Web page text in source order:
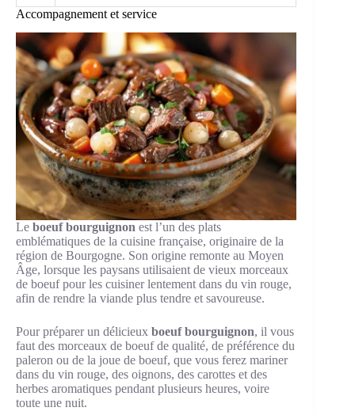
Accompagnement et service
Le boeuf bourguignon est l’un des plats
emblématiques de la cuisine française, originaire de la
région de Bourgogne. Son origine remonte au Moyen
Âge, lorsque les paysans utilisaient de vieux morceaux
de boeuf pour les cuisiner lentement dans du vin rouge,
afin de rendre la viande plus tendre et savoureuse.
Pour préparer un délicieux boeuf bourguignon, il vous
faut des morceaux de boeuf de qualité, de préférence du
paleron ou de la joue de boeuf, que vous ferez mariner
dans du vin rouge, des oignons, des carottes et des
herbes aromatiques pendant plusieurs heures, voire
toute une nuit.